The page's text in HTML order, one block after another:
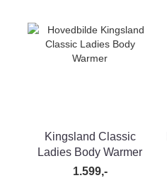
Kingsland Classic
Ladies Body Warmer
1.599,-